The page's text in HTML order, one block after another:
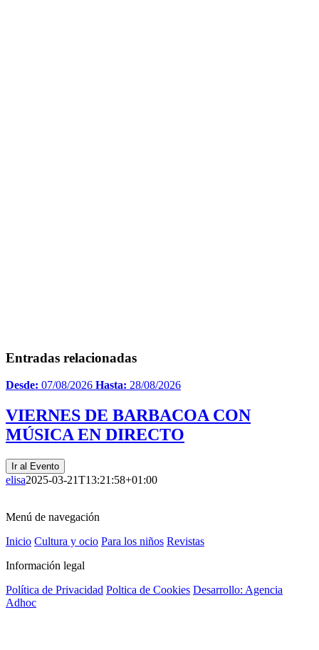
Entradas relacionadas
Desde: 07/08/2026 Hasta: 28/08/2026
VIERNES DE BARBACOA CON
MÚSICA EN DIRECTO
Ir al Evento
elisa2025-03-21T13:21:58+01:00
Menú de navegación
Inicio Cultura y ocio Para los niños Revistas
Información legal
Política de Privacidad Poltica de Cookies Desarrollo: Agencia
Adhoc